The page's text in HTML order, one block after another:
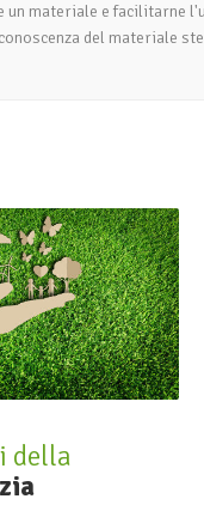
un materiale e facilitarne
del materiale
della